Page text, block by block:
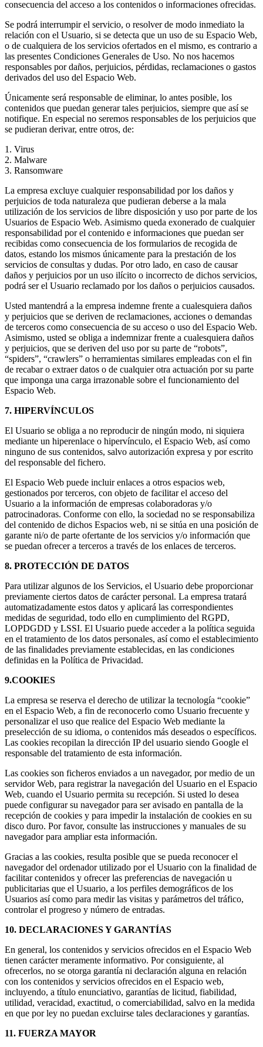
consecuencia del acceso a los contenidos o informaciones ofrecidas.
Se podrá interrumpir el servicio, o resolver de modo inmediato la
relación con el Usuario, si se detecta que un uso de su Espacio Web,
o de cualquiera de los servicios ofertados en el mismo, es contrario a
las presentes Condiciones Generales de Uso. No nos hacemos
responsables por daños, perjuicios, pérdidas, reclamaciones o gastos
derivados del uso del Espacio Web.
Únicamente será responsable de eliminar, lo antes posible, los
contenidos que puedan generar tales perjuicios, siempre que así se
notifique. En especial no seremos responsables de los perjuicios que
se pudieran derivar, entre otros, de:
1. Virus
2. Malware
3. Ransomware
La empresa excluye cualquier responsabilidad por los daños y
perjuicios de toda naturaleza que pudieran deberse a la mala
utilización de los servicios de libre disposición y uso por parte de los
Usuarios de Espacio Web. Asimismo queda exonerado de cualquier
responsabilidad por el contenido e informaciones que puedan ser
recibidas como consecuencia de los formularios de recogida de
datos, estando los mismos únicamente para la prestación de los
servicios de consultas y dudas. Por otro lado, en caso de causar
daños y perjuicios por un uso ilícito o incorrecto de dichos servicios,
podrá ser el Usuario reclamado por los daños o perjuicios causados.
Usted mantendrá a la empresa indemne frente a cualesquiera daños
y perjuicios que se deriven de reclamaciones, acciones o demandas
de terceros como consecuencia de su acceso o uso del Espacio Web.
Asimismo, usted se obliga a indemnizar frente a cualesquiera daños
y perjuicios, que se deriven del uso por su parte de “robots”,
“spiders”, “crawlers” o herramientas similares empleadas con el fin
de recabar o extraer datos o de cualquier otra actuación por su parte
que imponga una carga irrazonable sobre el funcionamiento del
Espacio Web.
7. HIPERVÍNCULOS
El Usuario se obliga a no reproducir de ningún modo, ni siquiera
mediante un hiperenlace o hipervínculo, el Espacio Web, así como
ninguno de sus contenidos, salvo autorización expresa y por escrito
del responsable del fichero.
El Espacio Web puede incluir enlaces a otros espacios web,
gestionados por terceros, con objeto de facilitar el acceso del
Usuario a la información de empresas colaboradoras y/o
patrocinadoras. Conforme con ello, la sociedad no se responsabiliza
del contenido de dichos Espacios web, ni se sitúa en una posición de
garante ni/o de parte ofertante de los servicios y/o información que
se puedan ofrecer a terceros a través de los enlaces de terceros.
8. PROTECCIÓN DE DATOS
Para utilizar algunos de los Servicios, el Usuario debe proporcionar
previamente ciertos datos de carácter personal. La empresa tratará
automatizadamente estos datos y aplicará las correspondientes
medidas de seguridad, todo ello en cumplimiento del RGPD,
LOPDGDD y LSSI. El Usuario puede acceder a la política seguida
en el tratamiento de los datos personales, así como el establecimiento
de las finalidades previamente establecidas, en las condiciones
definidas en la Política de Privacidad.
9.COOKIES
La empresa se reserva el derecho de utilizar la tecnología “cookie”
en el Espacio Web, a fin de reconocerlo como Usuario frecuente y
personalizar el uso que realice del Espacio Web mediante la
preselección de su idioma, o contenidos más deseados o específicos.
Las cookies recopilan la dirección IP del usuario siendo Google el
responsable del tratamiento de esta información.
Las cookies son ficheros enviados a un navegador, por medio de un
servidor Web, para registrar la navegación del Usuario en el Espacio
Web, cuando el Usuario permita su recepción. Si usted lo desea
puede configurar su navegador para ser avisado en pantalla de la
recepción de cookies y para impedir la instalación de cookies en su
disco duro. Por favor, consulte las instrucciones y manuales de su
navegador para ampliar esta información.
Gracias a las cookies, resulta posible que se pueda reconocer el
navegador del ordenador utilizado por el Usuario con la finalidad de
facilitar contenidos y ofrecer las preferencias de navegación u
publicitarias que el Usuario, a los perfiles demográficos de los
Usuarios así como para medir las visitas y parámetros del tráfico,
controlar el progreso y número de entradas.
10. DECLARACIONES Y GARANTÍAS
En general, los contenidos y servicios ofrecidos en el Espacio Web
tienen carácter meramente informativo. Por consiguiente, al
ofrecerlos, no se otorga garantía ni declaración alguna en relación
con los contenidos y servicios ofrecidos en el Espacio web,
incluyendo, a título enunciativo, garantías de licitud, fiabilidad,
utilidad, veracidad, exactitud, o comerciabilidad, salvo en la medida
en que por ley no puedan excluirse tales declaraciones y garantías.
11. FUERZA MAYOR